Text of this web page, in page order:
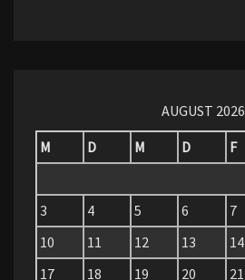
AUGUST 2026
M
D M D F
3
4 5 6 7
10
11 12 13 14
17
18 19 20 21